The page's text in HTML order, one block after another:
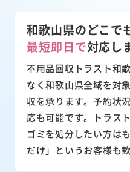
和歌山県のどこで
最短即日で対応し
不用品回収トラスト和
なく和歌山県全域を対
収を承ります。予約状
応も可能です。トラス
ゴミを処分したい方は
だけ」というお客様も